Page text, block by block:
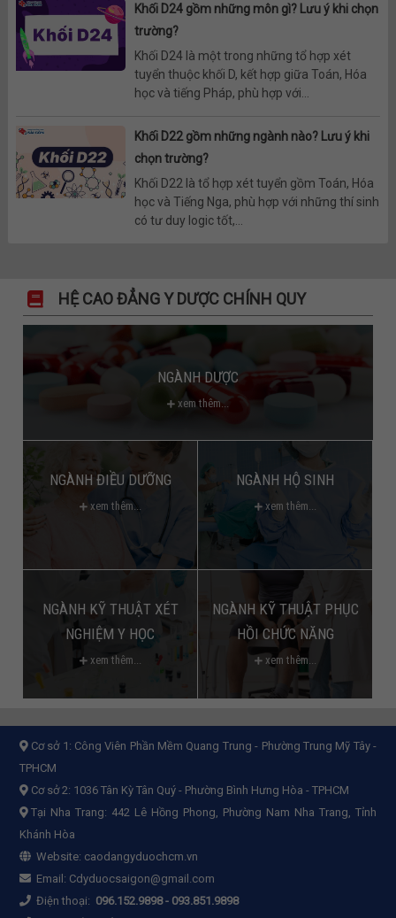
Khối D24 gồm những môn gì? Lưu ý khi chọn
trường?
Khối D24 là một trong những tổ hợp xét
tuyển thuộc khối D, kết hợp giữa Toán, Hóa
học và tiếng Pháp, phù hợp với...
Khối D22 gồm những ngành nào? Lưu ý khi
chọn trường?
Khối D22 là tổ hợp xét tuyển gồm Toán, Hóa
học và Tiếng Nga, phù hợp với những thí sinh
có tư duy logic tốt,...
HỆ CAO ĐẲNG Y DƯỢC CHÍNH QUY
NGÀNH DƯỢC
xem thêm...
NGÀNH ĐIỀU DƯỠNG
xem thêm...
NGÀNH HỘ SINH
xem thêm...
NGÀNH KỸ THUẬT XÉT
NGHIỆM Y HỌC
xem thêm...
NGÀNH KỸ THUẬT PHỤC
HỒI CHỨC NĂNG
xem thêm...
Cơ sở 1: Công Viên Phần Mềm Quang Trung - Phường Trung Mỹ Tây -
TPHCM
Cơ sở 2: 1036 Tân Kỳ Tân Quý - Phường Bình Hưng Hòa - TPHCM
Tại Nha Trang: 442 Lê Hồng Phong, Phường Nam Nha Trang, Tỉnh
Khánh Hòa
Website: caodangyduochcm.vn
Email: Cdyduocsaigon@gmail.com
Điện thoại: 096.152.9898- 093.851.9898